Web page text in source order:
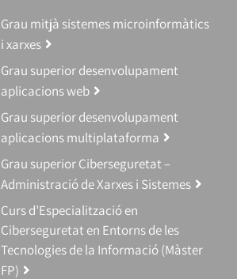
Grau mitjà sistemes microinformàtics
i xarxes
Grau superior desenvolupament
aplicacions web
Grau superior desenvolupament
aplicacions multiplataforma
Grau superior Ciberseguretat –
Administració de Xarxes i Sistemes
Curs d’Especialització en
Ciberseguretat en Entorns de les
Tecnologies de la Informació (Màster
FP)